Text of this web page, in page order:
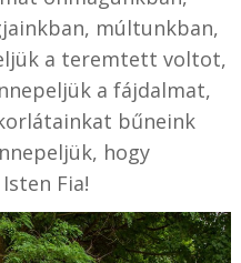
múltunkban,
a teremtett voltot,
a fájdalmat,
bűneink
hogy
Fia!